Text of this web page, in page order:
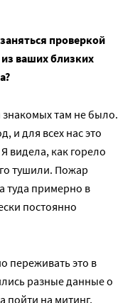
проверкой
ваших близких
знакомых там не было.
и для всех нас это
видела, как горело
тушили. Пожар
туда примерно в
постоянно
переживать это в
разные данные о
пойти на митинг,